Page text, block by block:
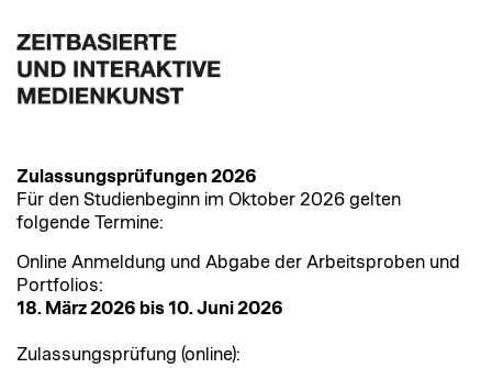
Zulassungsprüfungen 2026
Für den Studienbeginn im Oktober 2026 gelten
folgende Termine:
Online Anmeldung und Abgabe der Arbeitsproben und
Portfolios:
18. März 2026 bis 10. Juni 2026
Zulassungsprüfung (online):